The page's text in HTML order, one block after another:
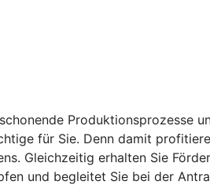
Produktionsprozesse
für Sie. Denn damit
Gleichzeitig erhalten Sie
und begleitet Sie bei der